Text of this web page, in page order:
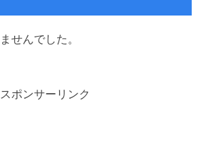
せんでした。
スポンサーリンク